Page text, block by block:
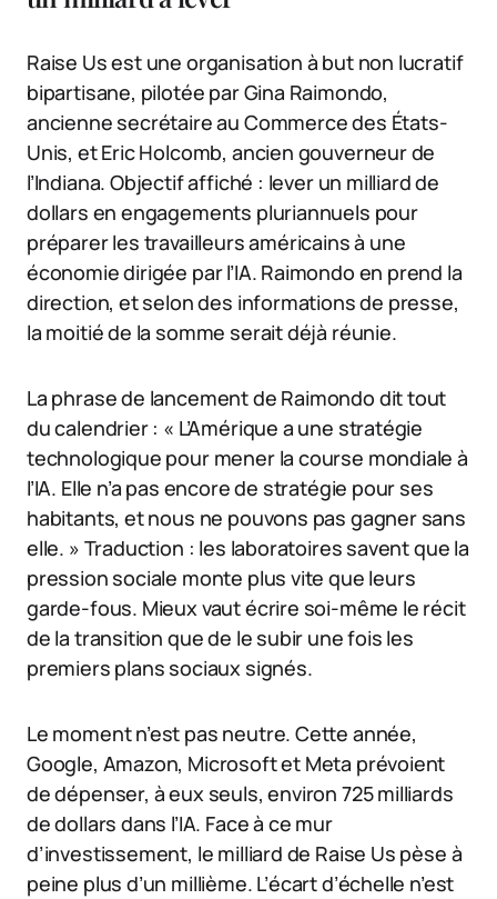
Raise Us est une organisation à but non lucratif
bipartisane, pilotée par Gina Raimondo,
ancienne secrétaire au Commerce des États-
Unis, et Eric Holcomb, ancien gouverneur de
l’Indiana. Objectif affiché : lever un milliard de
dollars en engagements pluriannuels pour
préparer les travailleurs américains à une
économie dirigée par l’IA. Raimondo en prend la
direction, et selon des informations de presse,
la moitié de la somme serait déjà réunie.
La phrase de lancement de Raimondo dit tout
du calendrier : « L’Amérique a une stratégie
technologique pour mener la course mondiale à
l’IA. Elle n’a pas encore de stratégie pour ses
habitants, et nous ne pouvons pas gagner sans
elle. » Traduction : les laboratoires savent que la
pression sociale monte plus vite que leurs
garde-fous. Mieux vaut écrire soi-même le récit
de la transition que de le subir une fois les
premiers plans sociaux signés.
Le moment n’est pas neutre. Cette année,
Google, Amazon, Microsoft et Meta prévoient
de dépenser, à eux seuls, environ 725 milliards
de dollars dans l’IA. Face à ce mur
d’investissement, le milliard de Raise Us pèse à
peine plus d’un millième. L’écart d’échelle n’est